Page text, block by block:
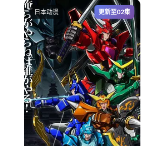
日本动漫 更新至02集